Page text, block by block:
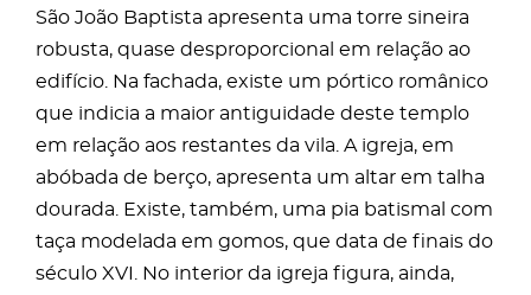
São João Baptista apresenta uma torre sineira
robusta, quase desproporcional em relação ao
edifício. Na fachada, existe um pórtico românico
que indicia a maior antiguidade deste templo
em relação aos restantes da vila. A igreja, em
abóbada de berço, apresenta um altar em talha
dourada. Existe, também, uma pia batismal com
taça modelada em gomos, que data de finais do
século XVI. No interior da igreja figura, ainda,